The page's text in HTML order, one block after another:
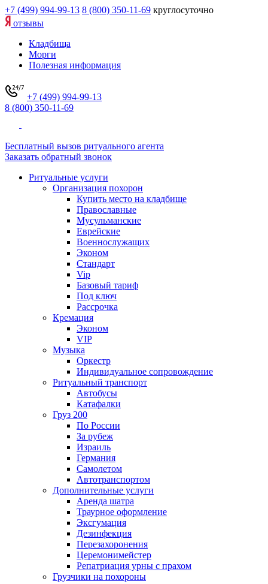
+7 (499) 994-99-13 8 (800) 350-11-69 круглосуточно
отзывы
Кладбища
Морги
Полезная информация
+7 (499) 994-99-13
8 (800) 350-11-69
Бесплатный вызов ритуального агента
Заказать обратный звонок
Ритуальные услуги
Организация похорон
Купить место на кладбище
Православные
Мусульманские
Еврейские
Военнослужащих
Эконом
Стандарт
Vip
Базовый тариф
Под ключ
Рассрочка
Кремация
Эконом
VIP
Музыка
Оркестр
Индивидуальное сопровождение
Ритуальный транспорт
Автобусы
Катафалки
Груз 200
По России
За рубеж
Израиль
Германия
Самолетом
Автотранспортом
Дополнительные услуги
Аренда шатра
Траурное оформление
Эксгумация
Дезинфекция
Перезахоронения
Церемонимейстер
Репатриация урны с прахом
Грузчики на похороны